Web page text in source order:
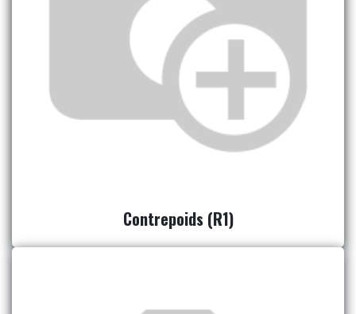
Contrepoids (R1)